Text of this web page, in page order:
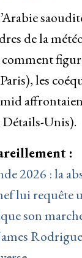
de la
les
Unis).
:
2026 : la
lui requête
son